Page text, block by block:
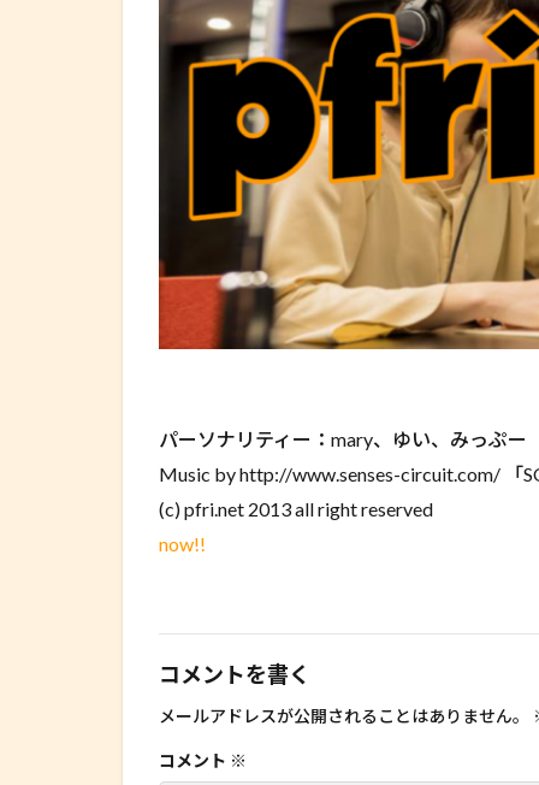
パーソナリティー：mary、ゆい、みっぷー
Music by http://www.senses-circuit.com/ 「
(c) pfri.net 2013 all right reserved
now!!
コメントを書く
メールアドレスが公開されることはありません。
コメント ※